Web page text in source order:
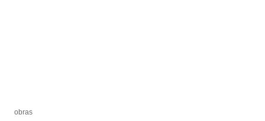
obras
obras